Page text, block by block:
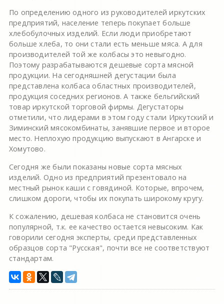
По определению одного из руководителей иркутских
предприятий, население теперь покупает больше
хлебобулочных изделий. Если люди приобретают
больше хлеба, то они стали есть меньше мяса. А для
производителей той же колбасы это невыгодно.
Поэтому разрабатываются дешевые сорта мясной
продукции. На сегодняшней дегустации была
представлена колбаса областных производителей,
продукция соседних регионов. А также бельгийский
товар иркутской торговой фирмы. Дегустаторы
отметили, что лидерами в этом году стали Иркутский и
Зиминский мясокомбинаты, занявшие первое и второе
место. Неплохую продукцию выпускают в Ангарске и
Хомутово.
Сегодня же были показаны новые сорта мясных
изделий. Одно из предприятий презентовало на
местный рынок каши с говядиной. Которые, впрочем,
слишком дороги, чтобы их покупать широкому кругу.
К сожалению, дешевая колбаса не становится очень
популярной, т.к. ее качество остается невысоким. Как
говорили сегодня эксперты, среди представленных
образцов сорта "Русская", почти все не соответствуют
стандартам.